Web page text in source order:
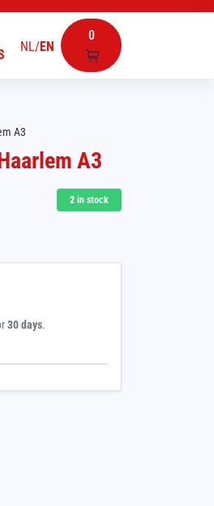
NL/EN
0
A3
A3
2 in stock
30 days.